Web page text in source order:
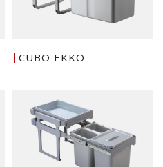
CUBO EKKO